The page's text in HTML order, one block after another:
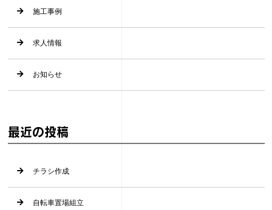
施工事例
求人情報
お知らせ
最近の投稿
チラシ作成
自転車置場組立